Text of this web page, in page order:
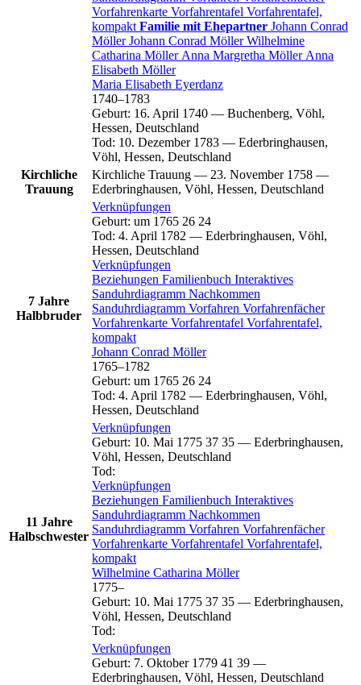
Vorfahrenkarte Vorfahrentafel Vorfahrentafel,
kompakt Familie mit Ehepartner Johann Conrad
Möller Johann Conrad Möller Wilhelmine
Catharina Möller Anna Margretha Möller Anna
Elisabeth Möller
Maria Elisabeth Eyerdanz
1740–1783
Geburt: 16. April 1740 — Buchenberg, Vöhl,
Hessen, Deutschland
Tod: 10. Dezember 1783 — Ederbringhausen,
Vöhl, Hessen, Deutschland
Kirchliche
Trauung
Kirchliche Trauung — 23. November 1758 —
Ederbringhausen, Vöhl, Hessen, Deutschland
7 Jahre
Halbbruder
Verknüpfungen
Geburt: um 1765 26 24
Tod: 4. April 1782 — Ederbringhausen, Vöhl,
Hessen, Deutschland
Verknüpfungen
Beziehungen Familienbuch Interaktives
Sanduhrdiagramm Nachkommen
Sanduhrdiagramm Vorfahren Vorfahrenfächer
Vorfahrenkarte Vorfahrentafel Vorfahrentafel,
kompakt
Johann Conrad Möller
1765–1782
Geburt: um 1765 26 24
Tod: 4. April 1782 — Ederbringhausen, Vöhl,
Hessen, Deutschland
11 Jahre
Halbschwester
Verknüpfungen
Geburt: 10. Mai 1775 37 35 — Ederbringhausen,
Vöhl, Hessen, Deutschland
Tod:
Verknüpfungen
Beziehungen Familienbuch Interaktives
Sanduhrdiagramm Nachkommen
Sanduhrdiagramm Vorfahren Vorfahrenfächer
Vorfahrenkarte Vorfahrentafel Vorfahrentafel,
kompakt
Wilhelmine Catharina Möller
1775–
Geburt: 10. Mai 1775 37 35 — Ederbringhausen,
Vöhl, Hessen, Deutschland
Tod:
Verknüpfungen
Geburt: 7. Oktober 1779 41 39 —
Ederbringhausen, Vöhl, Hessen, Deutschland